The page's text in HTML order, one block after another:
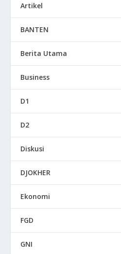
Artikel
BANTEN
Berita Utama
Business
D1
D2
Diskusi
DJOKHER
Ekonomi
FGD
GNI